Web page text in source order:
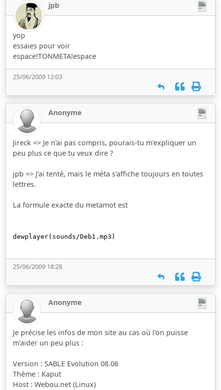
jpb
yop
essaies pour voir
espace!TONMETA!espace
25/06/2009 12:03
Anonyme
Jireck => Je n'ai pas compris, pourais-tu m'expliquer un
peu plus ce que tu veux dire ?
jpb => J'ai tenté, mais le méta s'affiche toujours en toutes
lettres.
La formule exacte du metamot est
dewplayer(sounds/Deb1.mp3)
25/06/2009 18:28
Anonyme
Je précise les infos de mon site au cas où l'on puisse
m'aider un peu plus :
Version : SABLE Evolution 08.06
Thème : Kaput
Host : Webou.net (Linux)